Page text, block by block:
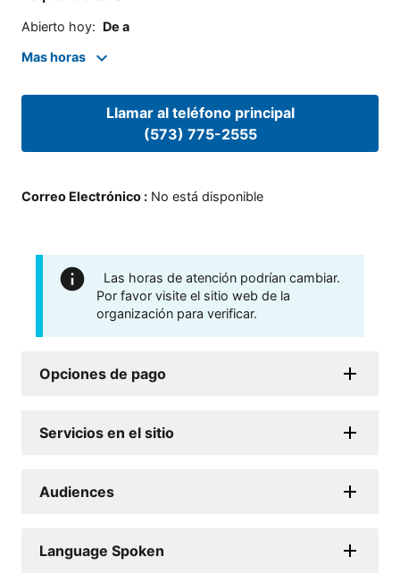
Abierto hoy: De a
Mas horas
Llamar al teléfono principal
(573) 775-2555
Correo Electrónico : No está disponible
Las horas de atención podrían cambiar.
Por favor visite el sitio web de la
organización para verificar.
Opciones de pago
Servicios en el sitio
Audiences
Language Spoken